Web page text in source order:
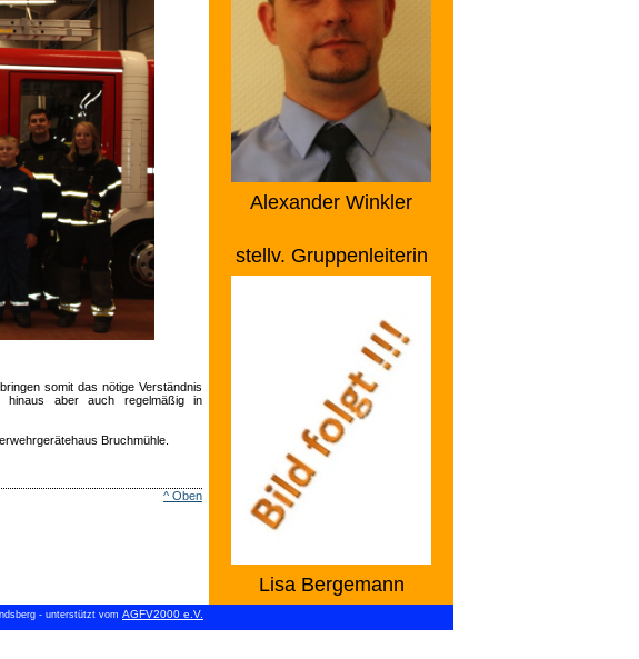
Alexander Winkler
stellv. Gruppenleiterin
Lisa Bergemann
somit das nötige Verständnis
hinaus aber auch regelmäßig in
Bruchmühle.
^ Oben
- unterstützt vom AGFV2000 e.V.